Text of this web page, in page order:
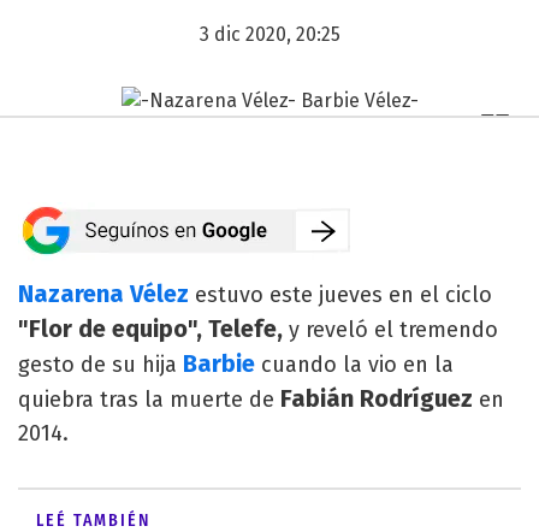
3 dic 2020, 20:25
Nazarena Vélez estuvo este jueves en el ciclo
"Flor de equipo", Telefe, y reveló el tremendo
gesto de su hija Barbie cuando la vio en la
quiebra tras la muerte de Fabián Rodríguez en
2014.
LEÉ TAMBIÉN